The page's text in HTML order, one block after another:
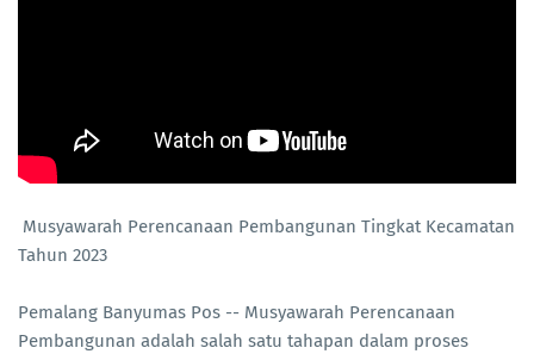
Musyawarah Perencanaan Pembangunan Tingkat Kecamatan
Tahun 2023
Pemalang Banyumas Pos -- Musyawarah Perencanaan
Pembangunan adalah salah satu tahapan dalam proses